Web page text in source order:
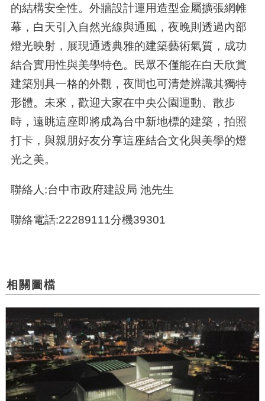
的結構安全性。外牆設計運用造型金屬擴張網帷
幕，白天引入自然光線與通風，夜晚則透過內部
燈光映射，展現通透典雅的建築藝術氣質，成功
結合實用性與美學特色。民眾不僅能在白天欣賞
建築別具一格的外觀，夜間也可清楚辨識其獨特
形體。未來，歡迎大家在中央公園運動、散步
時，遠眺這座即將成為台中新地標的建築，拍照
打卡，與親朋好友分享這座結合文化與美學的燈
光之美。
聯絡人:台中市政府建設局 池先生
聯絡電話:22289111分機39301
相關圖檔